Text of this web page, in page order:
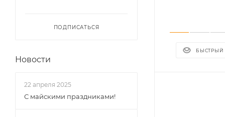
БЫСТРЫЙ
ПОДПИСАТЬСЯ
Новости
22 апреля 2025
С майскими праздниками!